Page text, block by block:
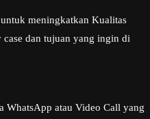
meningkatkan Kualitas
dan tujuan yang ingin di
WhatsApp atau Video Call yang